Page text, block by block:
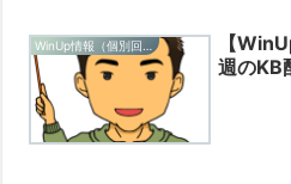
【
週のKB